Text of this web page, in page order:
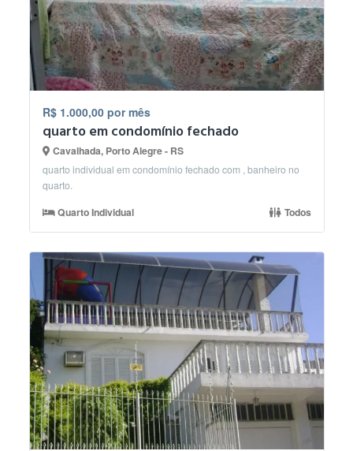
R$ 1.000,00 por mês
quarto em condomínio fechado
Cavalhada, Porto Alegre - RS
quarto individual em condomínio fechado com , banheiro no
quarto.
Quarto Individual Todos